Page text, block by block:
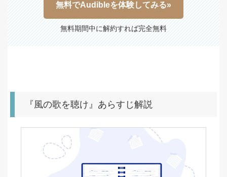
無料でAudibleを体験してみる»
無料期間中に解約すれば完全無料
『風の歌を聴け』あらすじ解説